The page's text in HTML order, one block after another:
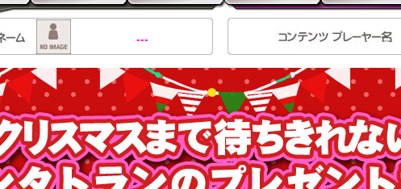
NEW SONG RANKING 段位認定
---